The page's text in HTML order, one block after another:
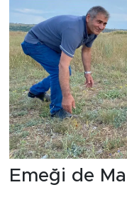
Emeği de